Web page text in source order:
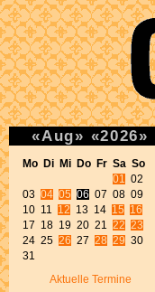
«Aug» «2026»
Mo Di Mi Do Fr Sa So
01
02
03 04 05 06 07 08 09
10 11 12 13 14 15
16
17 18 19 20 21 22 23
24 25 26 27 28 29 30
31
Aktuelle Termine